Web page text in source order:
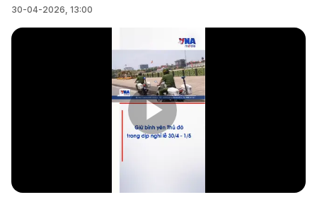
30-04-2026, 13:00
Play
Video